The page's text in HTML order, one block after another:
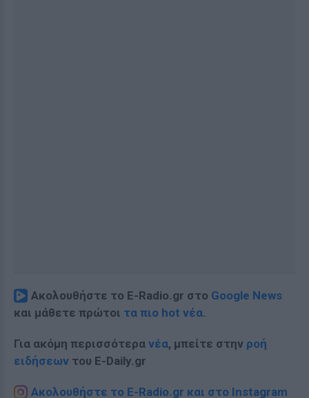
Ακολουθήστε το E-Radio.gr στο Google News
και μάθετε πρώτοι τα πιο hot νέα.
Για ακόμη περισσότερα νέα, μπείτε στην ροή
ειδήσεων του E-Daily.gr
Ακολουθήστε το E-Radio.gr και στο Instagram